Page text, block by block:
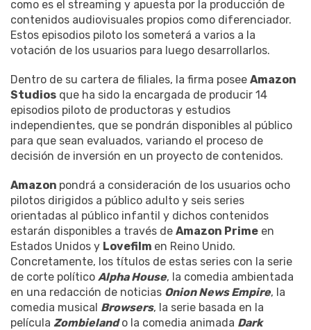
como es el streaming y apuesta por la producción de
contenidos audiovisuales propios como diferenciador.
Estos episodios piloto los someterá a varios a la
votación de los usuarios para luego desarrollarlos.
Dentro de su cartera de filiales, la firma posee Amazon
Studios que ha sido la encargada de producir 14
episodios piloto de productoras y estudios
independientes, que se pondrán disponibles al público
para que sean evaluados, variando el proceso de
decisión de inversión en un proyecto de contenidos.
Amazon pondrá a consideración de los usuarios ocho
pilotos dirigidos a público adulto y seis series
orientadas al público infantil y dichos contenidos
estarán disponibles a través de Amazon Prime en
Estados Unidos y Lovefilm en Reino Unido.
Concretamente, los títulos de estas series con la serie
de corte político Alpha House, la comedia ambientada
en una redacción de noticias Onion News Empire, la
comedia musical Browsers, la serie basada en la
película Zombielando la comedia animada Dark